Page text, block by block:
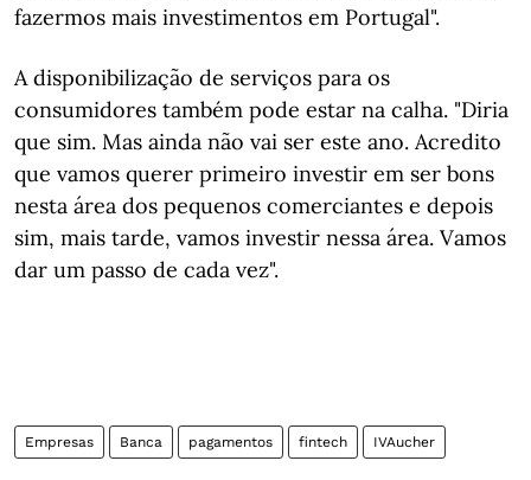
fazermos mais investimentos em Portugal".
A disponibilização de serviços para os
consumidores também pode estar na calha. "Diria
que sim. Mas ainda não vai ser este ano. Acredito
que vamos querer primeiro investir em ser bons
nesta área dos pequenos comerciantes e depois
sim, mais tarde, vamos investir nessa área. Vamos
dar um passo de cada vez".
Empresas Banca pagamentos fintech IVAucher